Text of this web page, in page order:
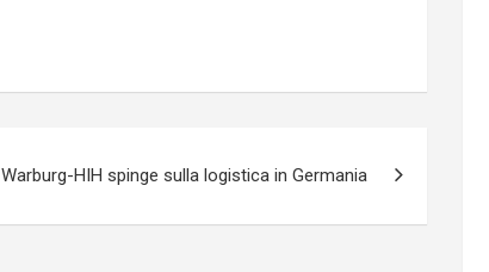
Warburg-HIH spinge sulla logistica in Germania